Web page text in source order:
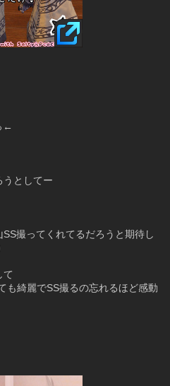
←
うとしてー
撮ってくれてるだろうと期待し
て
も綺麗でSS撮るの忘れるほど感動